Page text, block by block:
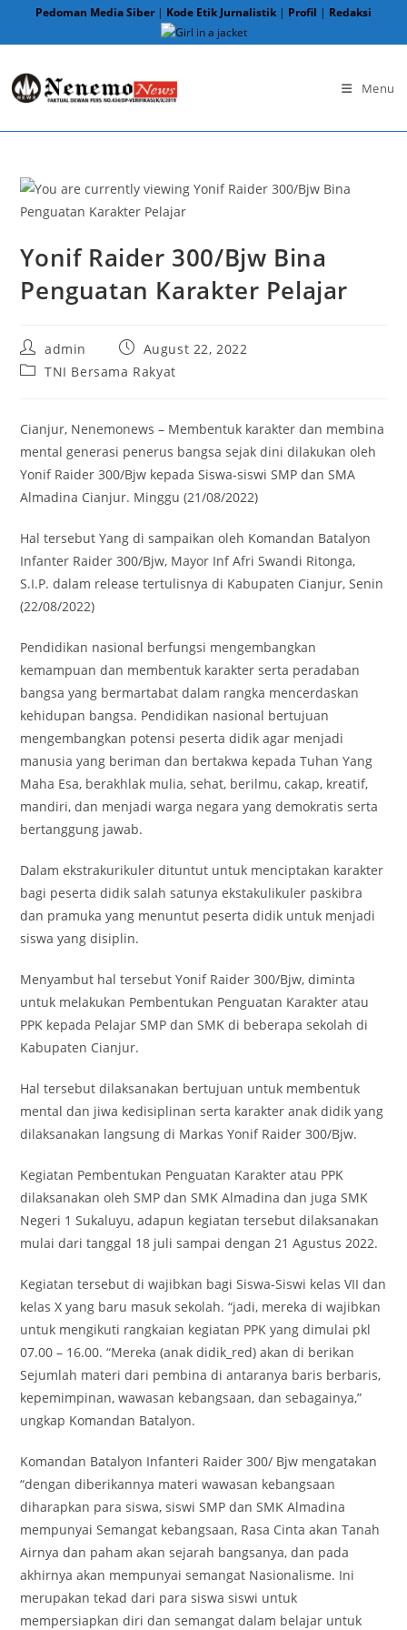
Pedoman Media Siber| Kode Etik Jurnalistik | Profil | Redaksi
Menu
Yonif Raider 300/Bjw Bina
Penguatan Karakter Pelajar
Post
author:
admin
Post
published:
August 22, 2022
PostTNI Bersama Rakyat
Cianjur, Nenemonews – Membentuk karakter dan membina
mental generasi penerus bangsa sejak dini dilakukan oleh
Yonif Raider 300/Bjw kepada Siswa-siswi SMP dan SMA
Almadina Cianjur. Minggu (21/08/2022)
Hal tersebut Yang di sampaikan oleh Komandan Batalyon
Infanter Raider 300/Bjw, Mayor Inf Afri Swandi Ritonga,
S.I.P. dalam release tertulisnya di Kabupaten Cianjur, Senin
(22/08/2022)
Pendidikan nasional berfungsi mengembangkan
kemampuan dan membentuk karakter serta peradaban
bangsa yang bermartabat dalam rangka mencerdaskan
kehidupan bangsa. Pendidikan nasional bertujuan
mengembangkan potensi peserta didik agar menjadi
manusia yang beriman dan bertakwa kepada Tuhan Yang
Maha Esa, berakhlak mulia, sehat, berilmu, cakap, kreatif,
mandiri, dan menjadi warga negara yang demokratis serta
bertanggung jawab.
Dalam ekstrakurikuler dituntut untuk menciptakan karakter
bagi peserta didik salah satunya ekstakulikuler paskibra
dan pramuka yang menuntut peserta didik untuk menjadi
siswa yang disiplin.
Menyambut hal tersebut Yonif Raider 300/Bjw, diminta
untuk melakukan Pembentukan Penguatan Karakter atau
PPK kepada Pelajar SMP dan SMK di beberapa sekolah di
Kabupaten Cianjur.
Hal tersebut dilaksanakan bertujuan untuk membentuk
mental dan jiwa kedisiplinan serta karakter anak didik yang
dilaksanakan langsung di Markas Yonif Raider 300/Bjw.
Kegiatan Pembentukan Penguatan Karakter atau PPK
dilaksanakan oleh SMP dan SMK Almadina dan juga SMK
Negeri 1 Sukaluyu, adapun kegiatan tersebut dilaksanakan
mulai dari tanggal 18 juli sampai dengan 21 Agustus 2022.
Kegiatan tersebut di wajibkan bagi Siswa-Siswi kelas VII dan
kelas X yang baru masuk sekolah. “jadi, mereka di wajibkan
untuk mengikuti rangkaian kegiatan PPK yang dimulai pkl
07.00 – 16.00. “Mereka (anak didik_red) akan di berikan
Sejumlah materi dari pembina di antaranya baris berbaris,
kepemimpinan, wawasan kebangsaan, dan sebagainya,”
ungkap Komandan Batalyon.
Komandan Batalyon Infanteri Raider 300/ Bjw mengatakan
“dengan diberikannya materi wawasan kebangsaan
diharapkan para siswa, siswi SMP dan SMK Almadina
mempunyai Semangat kebangsaan, Rasa Cinta akan Tanah
Airnya dan paham akan sejarah bangsanya, dan pada
akhirnya akan mempunyai semangat Nasionalisme. Ini
merupakan tekad dari para siswa siswi untuk
mempersiapkan diri dan semangat dalam belajar untuk